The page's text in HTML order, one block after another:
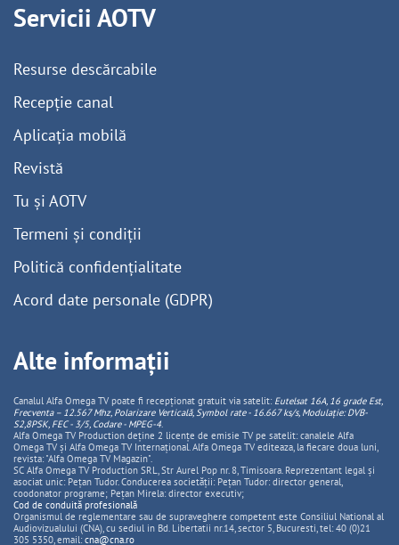
Servicii AOTV
Resurse descărcabile
Recepție canal
Aplicația mobilă
Revistă
Tu și AOTV
Termeni și condiții
Politică confidențialitate
Acord date personale (GDPR)
Alte informații
Canalul Alfa Omega TV poate fi recepționat gratuit via satelit: Eutelsat 16A, 16 grade Est,
Frecventa – 12.567 Mhz, PolarizareVerticală, Symbol rate - 16.667 ks/s, Modulație: DVB-
S2,8PSK, FEC - 3/5, Codare - MPEG-4.
Alfa Omega TV Production deține 2 licențe de emisie TV pe satelit: canalele Alfa
Omega TV și Alfa Omega TV Internațional. Alfa Omega TV editeaza, la fiecare doua luni,
revista: "Alfa Omega TV Magazin".
SC Alfa Omega TV Production SRL, Str Aurel Pop nr. 8, Timisoara. Reprezentant legal și
asociat unic: Pețan Tudor. Conducerea societății: Pețan Tudor: director general,
coodonator programe; Pețan Mirela: director executiv;
Cod de conduită profesională
Organismul de reglementare sau de supraveghere competent este Consiliul National al
Audiovizualului (CNA), cu sediul in Bd. Libertatii nr.14, sector 5, Bucuresti, tel: 40 (0)21
305 5350, email: cna@cna.ro